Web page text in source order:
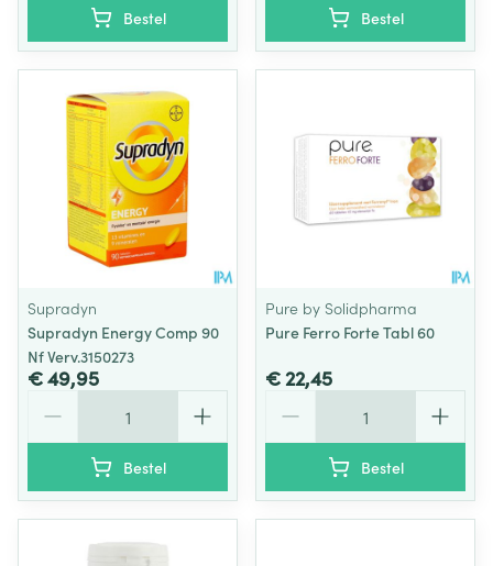
Bestel Bestel
Supradyn
Supradyn Energy Comp 90
Nf Verv.3150273
€ 49,95
Bestel
Pure by Solidpharma
Pure Ferro Forte Tabl 60
€ 22,45
Bestel